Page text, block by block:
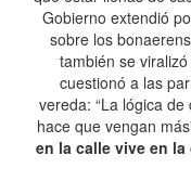
Gobierno extendió
sobre los
también se
cuestionó a las
vereda: “La lógica
hace que vengan
en la calle vive en